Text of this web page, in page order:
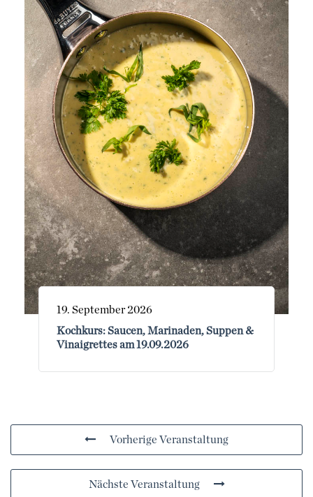
19. September 2026
Kochkurs: Saucen, Marinaden, Suppen &
Vinaigrettes am 19.09.2026
Vorherige Veranstaltung
Nächste Veranstaltung